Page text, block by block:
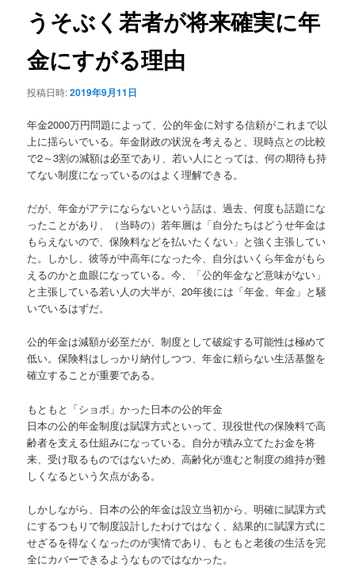
ョ
ン
うそぶく若者が将来確実に年
金にすがる理由
投稿日時:2019年9月11日
年金2000万円問題によって、公的年金に対する信頼がこれまで以
上に揺らいでいる。年金財政の状況を考えると、現時点との比較
で2～3割の減額は必至であり、若い人にとっては、何の期待も持
てない制度になっているのはよく理解できる。
だが、年金がアテにならないという話は、過去、何度も話題にな
ったことがあり、（当時の）若年層は「自分たちはどうせ年金は
もらえないので、保険料などを払いたくない」と強く主張してい
た。しかし、彼等が中高年になった今、自分はいくら年金がもら
えるのかと血眼になっている。今、「公的年金など意味がない」
と主張している若い人の大半が、20年後には「年金、年金」と騒
いでいるはずだ。
公的年金は減額が必至だが、制度として破綻する可能性は極めて
低い。保険料はしっかり納付しつつ、年金に頼らない生活基盤を
確立することが重要である。
もともと「ショボ」かった日本の公的年金
日本の公的年金制度は賦課方式といって、現役世代の保険料で高
齢者を支える仕組みになっている。自分が積み立てたお金を将
来、受け取るものではないため、高齢化が進むと制度の維持が難
しくなるという欠点がある。
しかしながら、日本の公的年金は設立当初から、明確に賦課方式
にするつもりで制度設計したわけではなく、結果的に賦課方式に
せざるを得なくなったのが実情であり、もともと老後の生活を完
全にカバーできるようなものではなかった。